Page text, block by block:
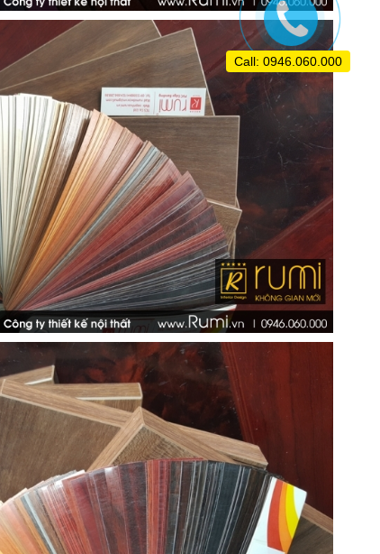
Call: 0946.060.000